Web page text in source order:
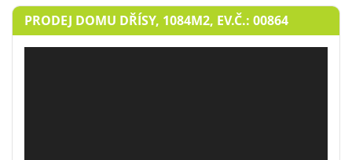
PRODEJ DOMU DŘÍSY, 1084M2, EV.Č.: 00864